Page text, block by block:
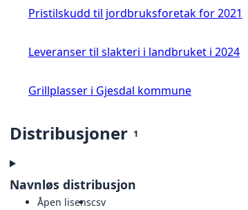
Pristilskudd til jordbruksforetak for 2021
Leveranser til slakteri i landbruket i 2024
Grillplasser i Gjesdal kommune
Distribusjoner 1
Navnløs distribusjon
Åpen lisenscsv